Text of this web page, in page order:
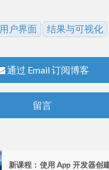
用户界面 结果与可视化
通过 Email 订阅博客
留言
新课程：使用 App 开发器创